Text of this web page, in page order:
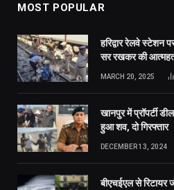
MOST POPULAR
हरिद्वार रेलवे स्टेशन
सर रखकर की
MARCH 20, 2025
खानपुर में प्रॉपर्टी
हुआ शव, दो गिरफ्तार
DECEMBER 13, 2024
बीएचईएल से